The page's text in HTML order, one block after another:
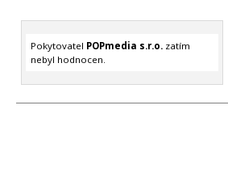
Pokytovatel POPmedia s.r.o.zatím
nebyl hodnocen.